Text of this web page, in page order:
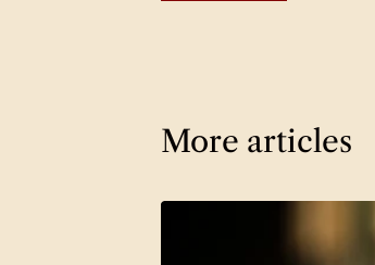
More articles